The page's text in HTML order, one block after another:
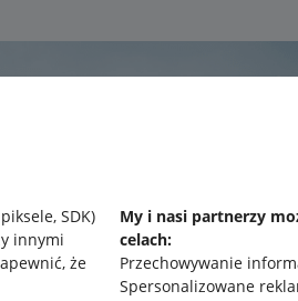
SDK)
innymi
że
My i nasi partnerzy
celach:
Przechowywanie
Spersonalizowane